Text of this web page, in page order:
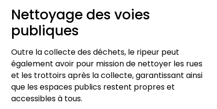
Nettoyage des voies
publiques
Outre la collecte des déchets, le ripeur peut
également avoir pour mission de nettoyer les rues
et les trottoirs après la collecte, garantissant ainsi
que les espaces publics restent propres et
accessibles à tous.